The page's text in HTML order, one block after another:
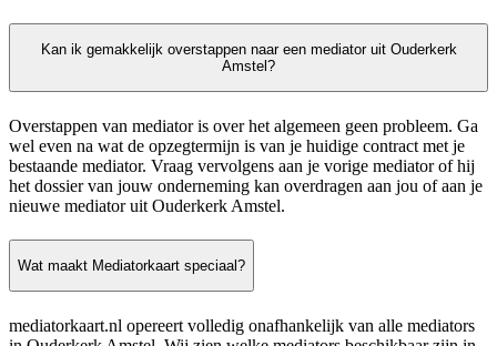
Kan ik gemakkelijk overstappen naar een mediator uit Ouderkerk
Amstel?
Overstappen van mediator is over het algemeen geen probleem. Ga
wel even na wat de opzegtermijn is van je huidige contract met je
bestaande mediator. Vraag vervolgens aan je vorige mediator of hij
het dossier van jouw onderneming kan overdragen aan jou of aan je
nieuwe mediator uit Ouderkerk Amstel.
Wat maakt Mediatorkaart speciaal?
mediatorkaart.nl opereert volledig onafhankelijk van alle mediators